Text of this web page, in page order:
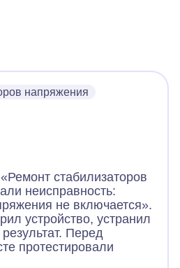
напряжения
стабилизаторов
неисправность:
не включается».
устройство, устранил
Перед
протестировали